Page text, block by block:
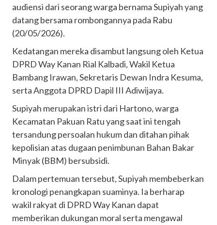
audiensi dari seorang warga bernama Supiyah yang
datang bersama rombongannya pada Rabu
(20/05/2026).
Kedatangan mereka disambut langsung oleh Ketua
DPRD Way Kanan Rial Kalbadi, Wakil Ketua
Bambang Irawan, Sekretaris Dewan Indra Kesuma,
serta Anggota DPRD Dapil III Adiwijaya.
Supiyah merupakan istri dari Hartono, warga
Kecamatan Pakuan Ratu yang saat ini tengah
tersandung persoalan hukum dan ditahan pihak
kepolisian atas dugaan penimbunan Bahan Bakar
Minyak (BBM) bersubsidi.
Dalam pertemuan tersebut, Supiyah membeberkan
kronologi penangkapan suaminya. Ia berharap
wakil rakyat di DPRD Way Kanan dapat
memberikan dukungan moral serta mengawal